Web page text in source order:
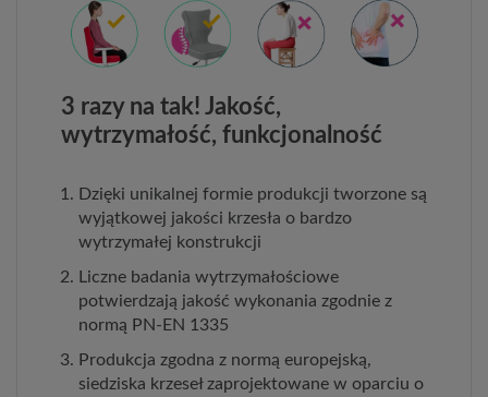
3 razy na tak! Jakość,
wytrzymałość, funkcjonalność
Dzięki unikalnej formie produkcji tworzone są
wyjątkowej jakości krzesła o bardzo
wytrzymałej konstrukcji
Liczne badania wytrzymałościowe
potwierdzają jakość wykonania zgodnie z
normą PN-EN 1335
Produkcja zgodna z normą europejską,
siedziska krzeseł zaprojektowane w oparciu o